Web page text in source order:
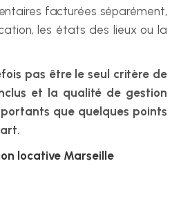
facturées séparément,
les états des lieux ou la
pas être le seul critère de
et la qualité de gestion
que quelques points
locative Marseille